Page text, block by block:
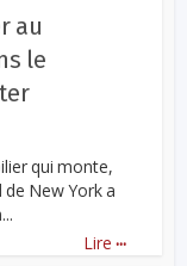
au
le
qui monte,
New York a
Lire ...